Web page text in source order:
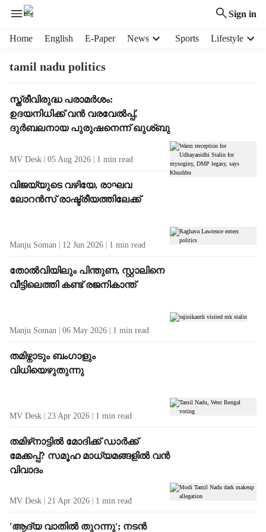
Sign in
Home English E-Paper News Sports Lifestyle
tamil nadu politics
T
a
g
s
l
t
സ്ത്രീവിരുദ്ധ പരാമർശം:
ഉദയനിധിക്ക് വൻ വരവേൽപ്പ്,
ദുർബലനായ പുരുഷനെന്ന് ഖുശ്ബു
MV Desk 05 Aug 2026 1 min read
വിജയ്‌യുടെ വഴിയേ, രാഘവ
ലോറൻസ് രാഷ്ട്രീയത്തിലേക്ക്
Manju Soman 12 Jun 2026 1 min read
തോൽവിയിലും പിന്തുണ, സ്റ്റാലിനെ
വീട്ടിലെത്തി കണ്ട് രജനികാന്ത്
Manju Soman 06 May 2026 1 min read
തമിഴ്നാടും ബംഗാളും
വിധിയെഴുതുന്നു
MV Desk 23 Apr 2026 1 min read
തമിഴ്‌നാട്ടിൽ മോദിക്ക് ഡാർക്ക്
മേക്കപ്പ്? സമൂഹ മാധ്യമങ്ങളിൽ വൻ
വിവാദം
MV Desk 21 Apr 2026 1 min read
'ആദ്യ വാതിൽ തുറന്നു'; നടൻ